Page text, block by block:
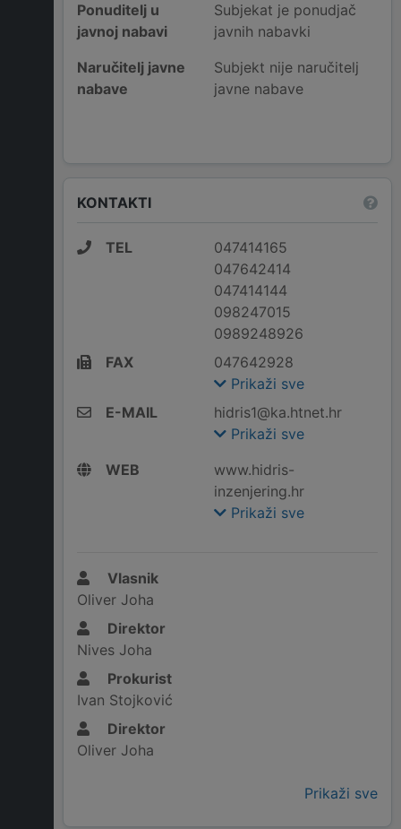
Ponuditelj u
javnoj nabavi
Subjekat je ponudjač
javnih nabavki
Naručitelj javne
nabave
Subjekt nije naručitelj
javne nabave
KONTAKTI
TEL
047414165
047642414
047414144
098247015
0989248926
FAX
047642928
Prikaži sve
E-MAIL
hidris1@ka.htnet.hr
Prikaži sve
WEB
www.hidris-
inzenjering.hr
Prikaži sve
Vlasnik
Oliver Joha
Direktor
Nives Joha
Prokurist
Ivan Stojković
Direktor
Oliver Joha
Prikaži sve